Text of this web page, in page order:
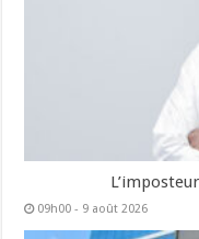
09h00 - 9 août 2026